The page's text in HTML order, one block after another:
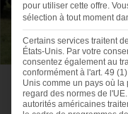
HüMo
pour utiliser cette offre.
sélection à tout moment
Certains services traitent
États-Unis. Par votre
consentez également au
conformément à l'art. 49
Unis comme un pays où
regard des normes de
autorités américaines